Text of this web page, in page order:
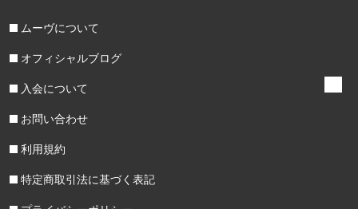
ムーヴについて
オフィシャルブログ
入会について
お問い合わせ
利用規約
特定商取引法に基づく表記